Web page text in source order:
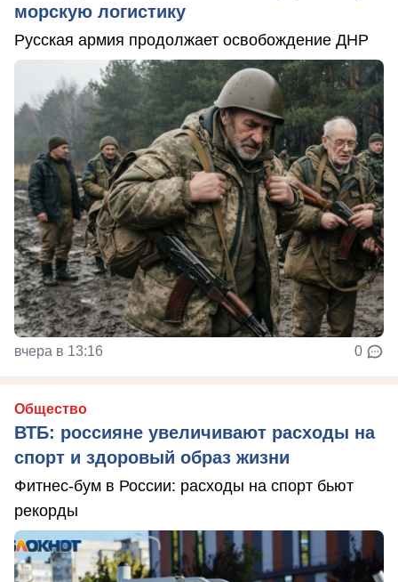
морскую логистику
Русская армия продолжает освобождение ДНР
вчера в 13:16 0
Общество
ВТБ: россияне увеличивают расходы на
спорт и здоровый образ жизни
Фитнес-бум в России: расходы на спорт бьют
рекорды